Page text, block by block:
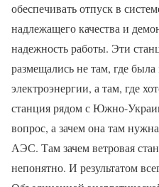
обеспечивать отпуск в
надлежащего качества и
надежность работы. Эти
размещались не там, где была
электроэнергии, а там, где
станция рядом с Южно-
вопрос, а зачем она там
АЭС. Там зачем ветровая
непонятно. И результатом